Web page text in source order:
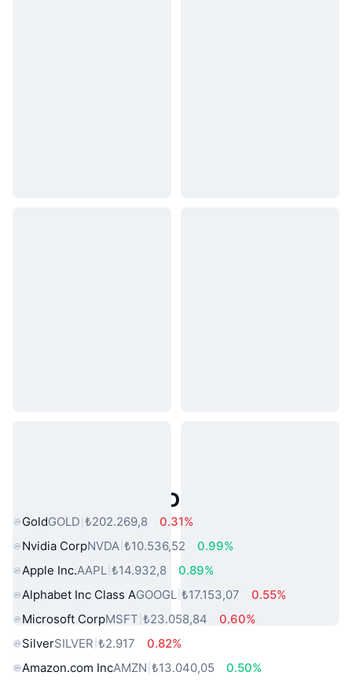
Popüler Gerçek Dünya Varlıkları
GoldGOLD ₺202.269,8
0.31%
Nvidia CorpNVDA ₺10.536,52
0.99%
Apple Inc.AAPL ₺14.932,8
0.89%
Alphabet Inc Class AGOOGL ₺17.153,07
0.55%
Microsoft CorpMSFT ₺23.058,84
0.60%
SilverSILVER ₺2.917
0.82%
Amazon.com IncAMZN ₺13.040,05
0.50%